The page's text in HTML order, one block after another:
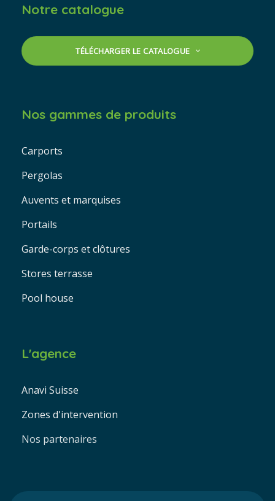
Notre catalogue
TÉLÉCHARGER LE CATALOGUE
Nos gammes de produits
Carports
Pergolas
Auvents et marquises
Portails
Garde-corps et clôtures
Stores terrasse
Pool house
L'agence
Anavi Suisse
Zones d'intervention
Nos partenaires